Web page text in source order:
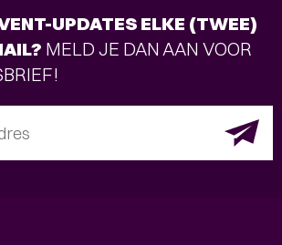
UPDATES ELKE (TWEE)
MELD JE DAN AAN VOOR